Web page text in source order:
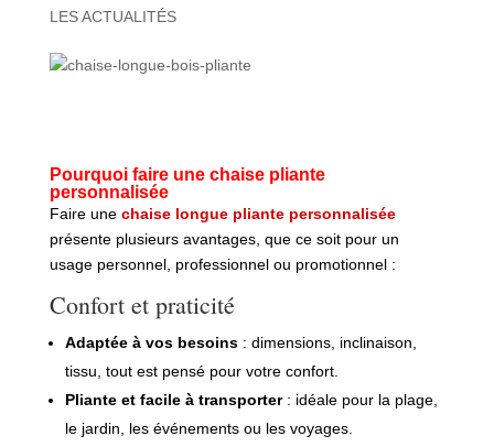
LES ACTUALITÉS
Pourquoi faire une chaise pliante
personnalisée
Faire une chaise longue pliante personnalisée
présente plusieurs avantages, que ce soit pour un
usage personnel, professionnel ou promotionnel :
Confort et praticité
Adaptée à vos besoins: dimensions, inclinaison,
tissu, tout est pensé pour votre confort.
Pliante et facile à transporter: idéale pour la plage,
le jardin, les événements ou les voyages.